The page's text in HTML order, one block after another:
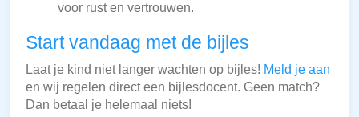
voor rust en vertrouwen.
Start vandaag met de bijles
Laat je kind niet langer wachten op bijles! Meld je aan
en wij regelen direct een bijlesdocent. Geen match?
Dan betaal je helemaal niets!